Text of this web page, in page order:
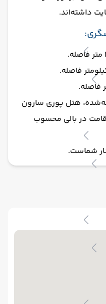
داشته‌اند.
هتل پوری سارون
در بالی محسوب
شماست.